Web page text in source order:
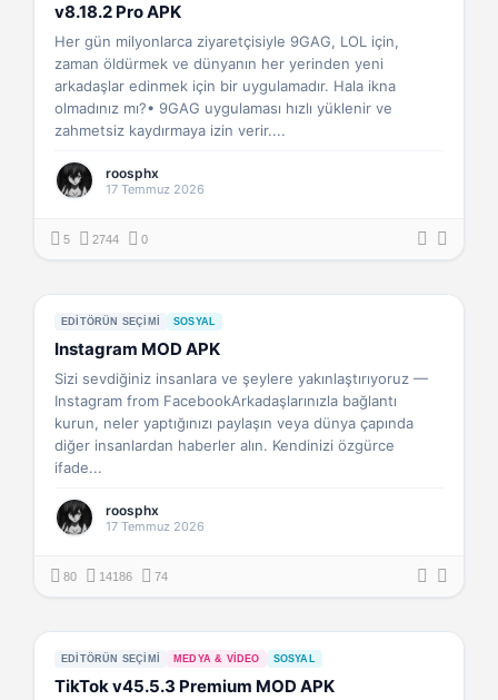
v8.18.2 Pro APK
Her gün milyonlarca ziyaretçisiyle 9GAG, LOL için,
zaman öldürmek ve dünyanın her yerinden yeni
arkadaşlar edinmek için bir uygulamadır. Hala ikna
olmadınız mı?• 9GAG uygulaması hızlı yüklenir ve
zahmetsiz kaydırmaya izin verir....
roosphx
17 Temmuz 2026
5 2744 0
EDITÖRÜN SEÇIMI SOSYAL
Instagram MOD APK
Sizi sevdiğiniz insanlara ve şeylere yakınlaştırıyoruz —
Instagram from FacebookArkadaşlarınızla bağlantı
kurun, neler yaptığınızı paylaşın veya dünya çapında
diğer insanlardan haberler alın. Kendinizi özgürce
ifade...
roosphx
17 Temmuz 2026
80 14186 74
EDITÖRÜN SEÇIMI MEDYA & VIDEO SOSYAL
TikTok v45.5.3 Premium MOD APK